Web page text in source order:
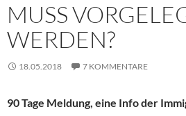
MUSS
WERDEN?
18.05.2018 7 KOMMENTARE
90 Tage Meldung, eine Info der